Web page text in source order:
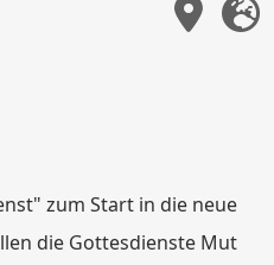
zum Start in die neue
die Gottesdienste Mut